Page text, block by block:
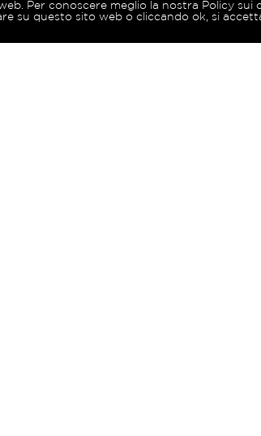
Per conoscere meglio la nostra Policy
su questo sito web o cliccando ok, si